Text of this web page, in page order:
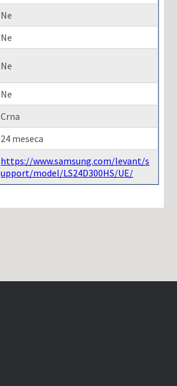
Ne
Ne
Ne
Ne
Crna
24 meseca
https://www.samsung.com/levant/s
upport/model/LS24D300HS/UE/